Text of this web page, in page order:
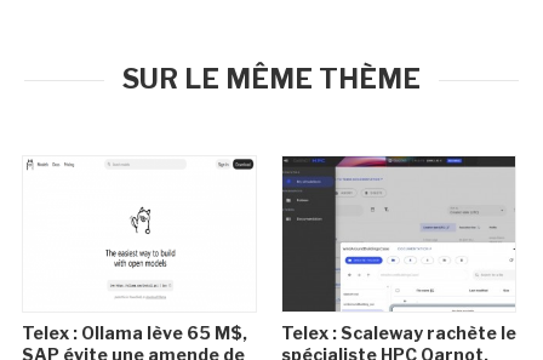
SUR LE MÊME THÈME
Telex : Ollama lève 65 M$,
SAP évite une amende de
Telex : Scaleway rachète le
spécialiste HPC Qarnot,